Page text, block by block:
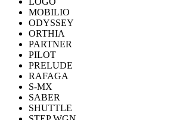
MOBILIO
ODYSSEY
ORTHIA
PARTNER
PILOT
PRELUDE
RAFAGA
S-MX
SABER
SHUTTLE